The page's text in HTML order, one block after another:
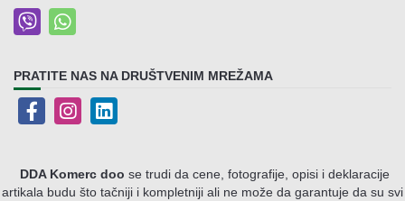
PRATITE NAS NA DRUŠTVENIM MREŽAMA
DDA Komerc doo se trudi da cene, fotografije, opisi i deklaracije
artikala budu što tačniji i kompletniji ali ne može da garantuje da su svi